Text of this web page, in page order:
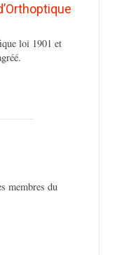
loi 1901 et
membres du